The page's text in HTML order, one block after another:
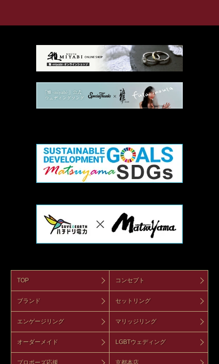
TOP コンセプト
ブランド セットリング
エンゲージリング マリッジリング
オーダーメイド LGBTウェディング
プロポーズ応援 京都本店